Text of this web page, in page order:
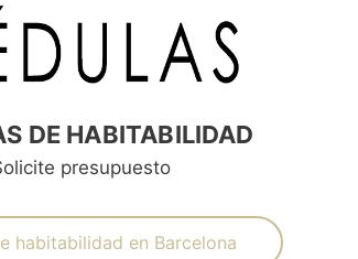
DE HABITABILIDAD
presupuesto
habitabilidad en Barcelona